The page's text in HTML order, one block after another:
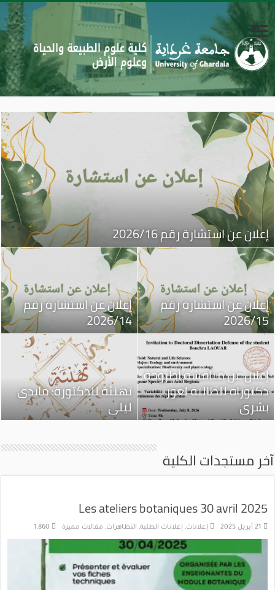
إعلان عن استشارة رقم 2026/16
إعلان عن استشارة رقم
2026/15
إعلان عن استشارة رقم
2026/14
إعلان عن مناقشة أطروحة
دكتوراه للطالبة لعور
بشرى
تهنئة للدكتورة: مايدي
ليلى
آخر مستجدات الكلية
Les ateliers botaniques 30 avril 2025
21 أبريل 2025 إعلانات, إعلانات الطلبة, التظاهرات, مقالات مميزة 1,860